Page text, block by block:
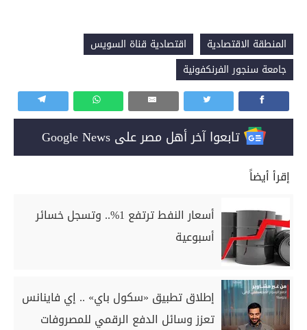
المنطقة الاقتصادية
اقتصادية قناة السويس
جامعة سنجور الفرنكفونية
تابعوا آخر أهل مصر على Google News
إقرأ أيضاً
أسعار النفط ترتفع 1%.. وتسجل خسائر
أسبوعية
إطلاق تطبيق «سكول باي» .. إي فاينانس
تعزز وسائل الدفع الرقمي للمصروفات